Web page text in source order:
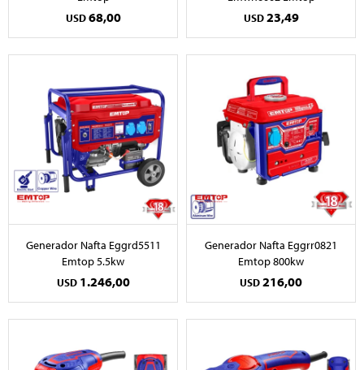
USD 68,00 USD 23,49
Generador Nafta Eggrd5511
Emtop 5.5kw
USD 1.246,00
Generador Nafta Eggrr0821
Emtop 800kw
USD216,00